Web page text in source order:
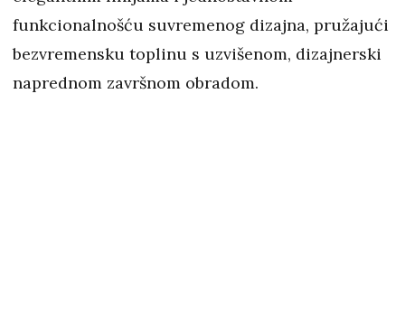
funkcionalnošću suvremenog dizajna, pružajući
bezvremensku toplinu s uzvišenom, dizajnerski
naprednom završnom obradom.